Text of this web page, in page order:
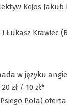
Kejos
Łukasz Krawiec
w języku
zł / 10 zł*
Psiego Pola)